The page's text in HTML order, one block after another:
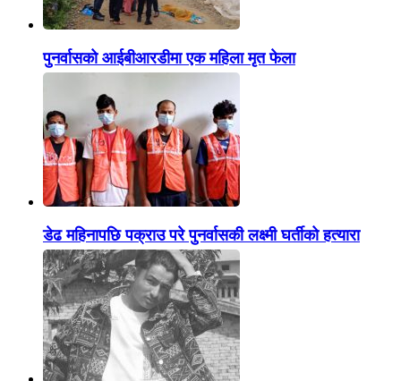
पुनर्वासको आईबीआरडीमा एक महिला मृत फेला
डेढ महिनापछि पक्राउ परे पुनर्वासकी लक्ष्मी घर्तीको हत्यारा